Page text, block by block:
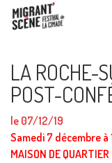
LA ROCHE-
POST-
le 07/12/19
Samedi 7 décembre à
MAISON DE